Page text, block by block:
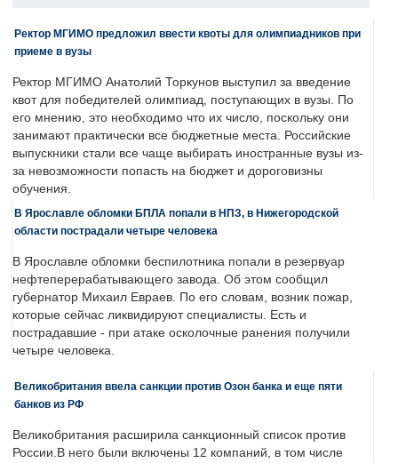
Ректор МГИМО предложил ввести квоты для олимпиадников при
приеме в вузы
Ректор МГИМО Анатолий Торкунов выступил за введение
квот для победителей олимпиад, поступающих в вузы. По
его мнению, это необходимо что их число, поскольку они
занимают практически все бюджетные места. Российские
выпускники стали все чаще выбирать иностранные вузы из-
за невозможности попасть на бюджет и дороговизны
обучения.
В Ярославле обломки БПЛА попали в НПЗ, в Нижегородской
области пострадали четыре человека
В Ярославле обломки беспилотника попали в резервуар
нефтеперерабатывающего завода. Об этом сообщил
губернатор Михаил Евраев. По его словам, возник пожар,
которые сейчас ликвидируют специалисты. Есть и
пострадавшие - при атаке осколочные ранения получили
четыре человека.
Великобритания ввела санкции против Озон банка и еще пяти
банков из РФ
Великобритания расширила санкционный список против
России.В него были включены 12 компаний, в том числе